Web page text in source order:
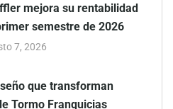
mejora su rentabilidad
semestre de 2026
7, 2026
que transforman
Tormo Franquicias